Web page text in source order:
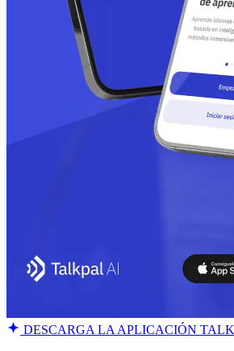
DESCARGA LA APLICACIÓN